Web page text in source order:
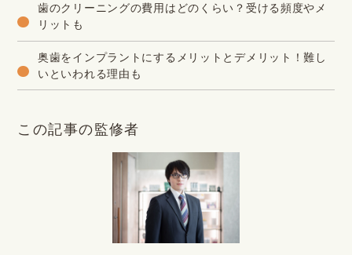
歯のクリーニングの費用はどのくらい？受ける頻度やメ
リットも
奥歯をインプラントにするメリットとデメリット！難し
いといわれる理由も
この記事の監修者